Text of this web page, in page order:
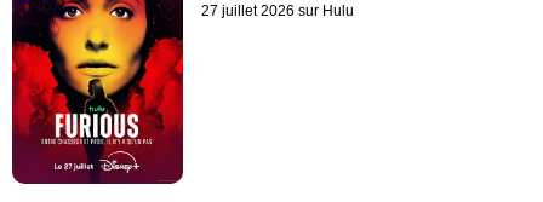
27 juillet 2026 sur Hulu